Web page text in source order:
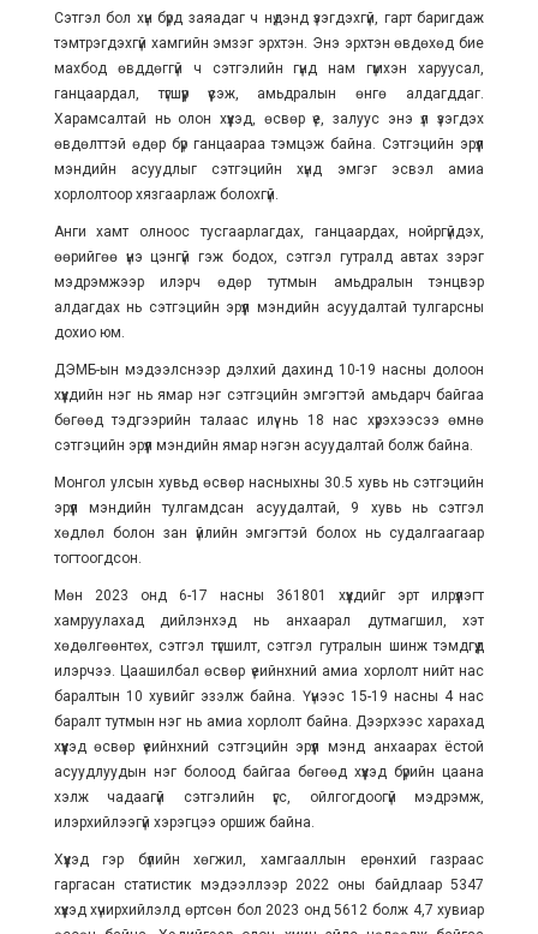
Сэтгэл бол хүн бүрд заяадаг ч нүдэнд үзэгдэхгүй, гарт баригдаж
тэмтрэгдэхгүй хамгийн эмзэг эрхтэн. Энэ эрхтэн өвдөхөд бие
махбод өвддөггүй ч сэтгэлийн гүнд нам гүмхэн харуусал,
ганцаардал, түгшүүр үүсэж, амьдралын өнгө алдагддаг.
Харамсалтай нь олон хүүхэд, өсвөр үе, залуус энэ үл үзэгдэх
өвдөлттэй өдөр бүр ганцаараа тэмцэж байна. Сэтгэцийн эрүүл
мэндийн асуудлыг сэтгэцийн хүнд эмгэг эсвэл амиа
хорлолтоор хязгаарлаж болохгүй.
Анги хамт олноос тусгаарлагдах, ганцаардах, нойргүйдэх,
өөрийгөө үнэ цэнгүй гэж бодох, сэтгэл гутралд автах зэрэг
мэдрэмжээр илэрч өдөр тутмын амьдралын тэнцвэр
алдагдах нь сэтгэцийн эрүүл мэндийн асуудалтай тулгарсны
дохио юм.
ДЭМБ-ын мэдээлснээр дэлхий дахинд 10-19 насны долоон
хүүхдийн нэг нь ямар нэг сэтгэцийн эмгэгтэй амьдарч байгаа
бөгөөд тэдгээрийн талаас илүү нь 18 нас хүрэхээсээ өмнө
сэтгэцийн эрүүл мэндийн ямар нэгэн асуудалтай болж байна.
Монгол улсын хувьд өсвөр насныхны 30.5 хувь нь сэтгэцийн
эрүүл мэндийн тулгамдсан асуудалтай, 9 хувь нь сэтгэл
хөдлөл болон зан үйлийн эмгэгтэй болох нь судалгаагаар
тогтоогдсон.
Мөн 2023 онд 6-17 насны 361801 хүүхдийг эрт илрүүлэгт
хамруулахад дийлэнхэд нь анхаарал дутмагшил, хэт
хөдөлгөөнтөх, сэтгэл түгшилт, сэтгэл гутралын шинж тэмдгүүд
илэрчээ. Цаашилбал өсвөр үеийнхний амиа хорлолт нийт нас
баралтын 10 хувийг эзэлж байна. Үүнээс 15-19 насны 4 нас
баралт тутмын нэг нь амиа хорлолт байна. Дээрхээс харахад
хүүүхэд өсвөр үеийнхний сэтгэцийн эрүүл мэнд анхаарах ёстой
асуудлуудын нэг болоод байгаа бөгөөд хүүхэд бүрийн цаана
хэлж чадаагүй сэтгэлийн үгс, ойлгогдоогүй мэдрэмж,
илэрхийлээгүй хэрэгцээ оршиж байна.
Хүүхэд гэр бүлийн хөгжил, хамгааллын ерөнхий газраас
гаргасан статистик мэдээллээр 2022 оны байдлаар 5347
хүүхэд хүчирхийлэлд өртсөн бол 2023 онд 5612 болж 4,7 хувиар